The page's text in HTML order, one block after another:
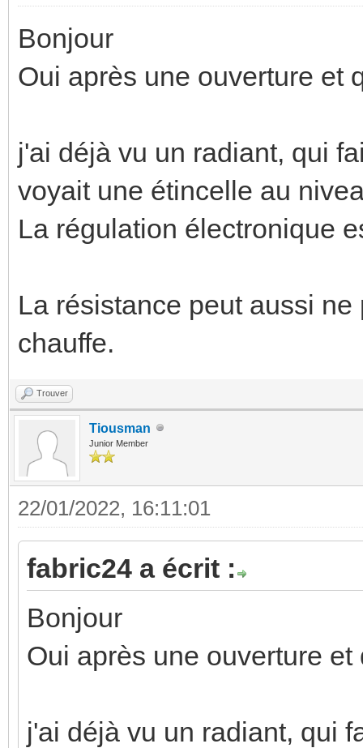
Bonjour
Oui après une ouverture et
j'ai déjà vu un radiant, qui
voyait une étincelle au
La régulation électronique
La résistance peut aussi
chauffe.
Trouver
Tiousman
Junior Member
22/01/2022, 16:11:01
fabric24 a écrit :
Bonjour
Oui après une ouverture
j'ai déjà vu un radiant, qui